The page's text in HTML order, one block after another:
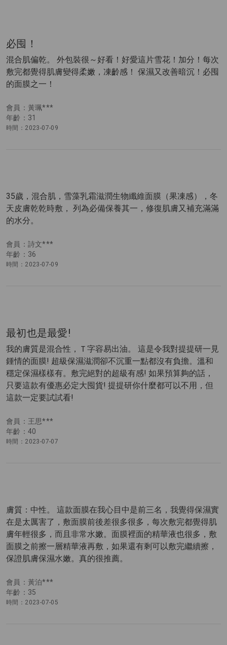
會員：黃珮***
年齡：31
時間：2023-07-09
必囤！
混合肌偏乾。 外包裝很～好看！好愛這片雪花！加分！每次
敷完都覺得肌膚變得柔嫩，凍齡感！ 保濕又改善暗沉！必囤
的面膜之一！
會員：詩文***
年齡：36
時間：2023-07-09
35歲，混合肌，雪藻乳霜滋潤生物纖維面膜（果凍感），冬
天皮膚乾乾時敷， 列為必備保養其一，修復肌膚又補充滿滿
的水分。
會員：王思***
年齡：40
時間：2023-07-07
最初也是最愛!
我的膚質是混合性，Ｔ字容易出油。 這是令我對提提研一見
鍾情的面膜! 超級保濕滋潤卻不沉重一點都沒有負擔。溫和
穩定保濕樣樣有。敷完絕對的超級有感! 如果預算夠的話，
只要這款有優惠必定大囤貨! 提提研你什麼都可以不用，但
這款一定要試試看!
會員：黃泊***
年齡：35
時間：2023-07-05
膚質：中性。 這款面膜在我心目中是前三名，我覺得保濕實
在是太厲害了，敷面膜前後差很多很多，每次敷完都覺得肌
膚年輕很多，而且非常水嫩。面膜裡面的精華液也很多，敷
面膜之前擦一層精華液再敷，如果還有剩可以敷完繼續擦，
保證肌膚保濕水嫩。真的很推薦。